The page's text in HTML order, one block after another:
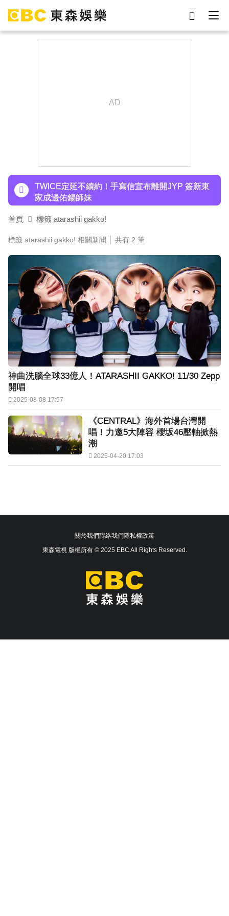
TWICE定延不續約！手寫信宣布離開JYP 簽新東
家成邊佑錫師妹
玉澤演巡演首站獻給台北！加碼「自拍+簽名會」
富婆砸錢拍短劇塞60場吻戲！男星爆「開房被包
養」 親上火線揭真相
SEVENTEEN勝寬、Dino同天入伍！玟奎9月服替
代役
泰男團Dragon 5男星爆死訊！騎單車離家失聯 陳
屍河中驚見「20公斤重物」
女星告別9年演藝圈！轉行當計程車司機 曝收入：
比演員賺更多
蔡阿嘎陷爭議！蘿拉神隱19個月首發文 遭酸「詐
騙集團回歸」回應了
下載東森App，隨時掌握天下大小事！
資深男星爆離世！後輩發文哀悼 享年72歲
首頁 標籤 atarashii gakko!
標籤 atarashii gakko! 相關新聞 │ 共有 2 筆
神曲洗腦全球33億人！ATARASHII GAKKO! 11/30 Zepp
開唱
2025-08-08 17:57
《CENTRAL》海外首場台灣開
唱！力邀5大陣容 櫻坂46壓軸掀熱
潮
2025-04-20 17:03
關於我們聯絡我們隱私權政策
東森電視 版權所有 © 2025 EBC All Rights Reserved.